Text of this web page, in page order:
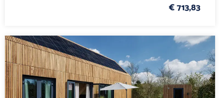
€ 713,83